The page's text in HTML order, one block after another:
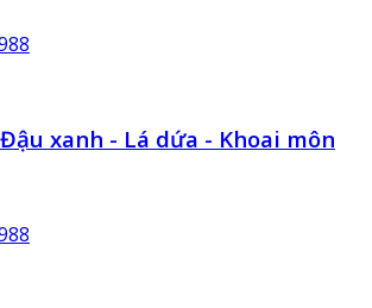
xanh - Lá dứa - Khoai môn